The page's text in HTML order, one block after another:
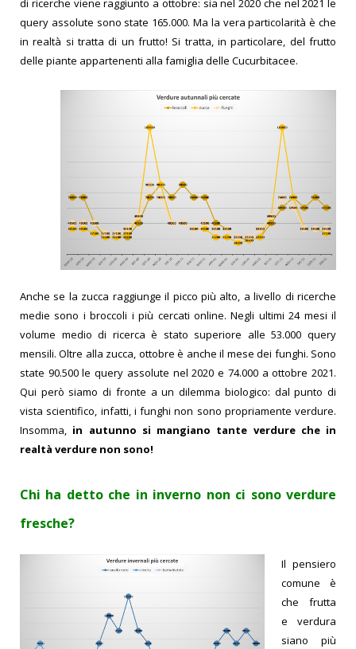
di ricerche viene raggiunto a ottobre: sia nel 2020 che nel 2021 le
query assolute sono state 165.000. Ma la vera particolarità è che
in realtà si tratta di un frutto! Si tratta, in particolare, del frutto
delle piante appartenenti alla famiglia delle Cucurbitacee.
Anche se la zucca raggiunge il picco più alto, a livello di ricerche
medie sono i broccoli i più cercati online. Negli ultimi 24 mesi il
volume medio di ricerca è stato superiore alle 53.000 query
mensili.Oltre alla zucca, ottobre è anche il mese dei funghi. Sono
state 90.500 le query assolute nel 2020 e 74.000 a ottobre 2021.
Qui però siamo di fronte a un dilemma biologico: dal punto di
vista scientifico, infatti, i funghi non sono propriamente verdure.
Insomma, in autunno si mangiano tante verdure che in
realtà verdure non sono!
Chi ha detto che in inverno non ci sono verdure
fresche?
Il pensiero
comune è
che frutta
e verdura
siano più